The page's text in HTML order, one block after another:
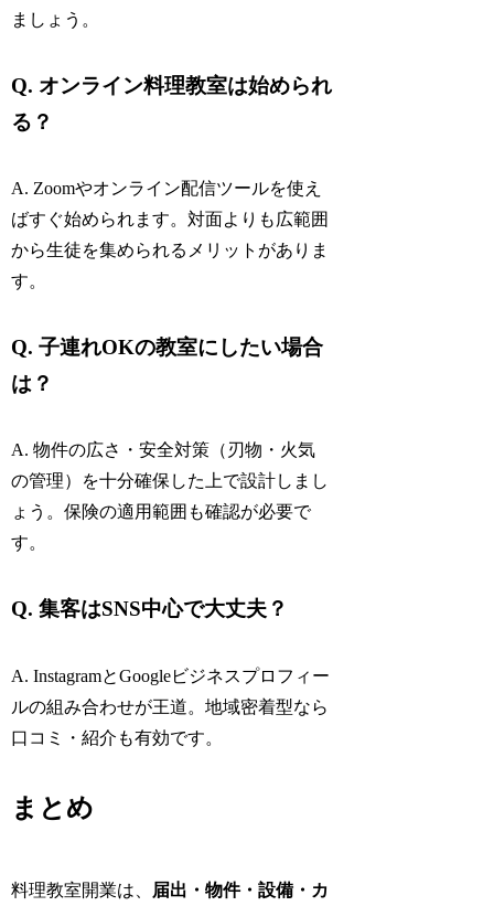
ましょう。
Q. オンライン料理教室は始められ
る？
A. Zoomやオンライン配信ツールを使え
ばすぐ始められます。対面よりも広範囲
から生徒を集められるメリットがありま
す。
Q. 子連れOKの教室にしたい場合
は？
A. 物件の広さ・安全対策（刃物・火気
の管理）を十分確保した上で設計しまし
ょう。保険の適用範囲も確認が必要で
す。
Q. 集客はSNS中心で大丈夫？
A. InstagramとGoogleビジネスプロフィー
ルの組み合わせが王道。地域密着型なら
口コミ・紹介も有効です。
まとめ
料理教室開業は、
届出・物件・設備・カ